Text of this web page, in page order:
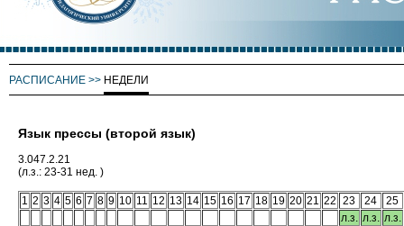
РАСПИСАНИЕ >> НЕДЕЛИ
Язык прессы (второй язык)
3.047.2.21
(л.з.: 23-31 нед. )
1 2 3 4 5 6 7 8 9 10 11 12 13 14 15 16 17 18 19 20 21 22 23 24
25
л.з. л.з. л.з.